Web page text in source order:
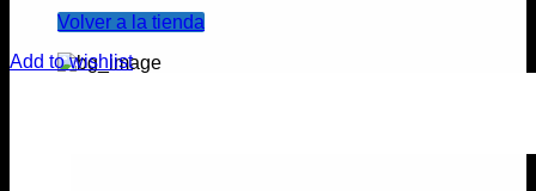
Volver a la tienda
Add to wishlist